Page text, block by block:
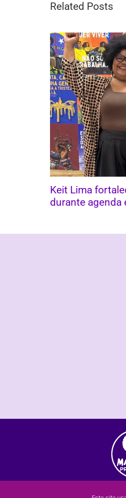
Related Posts
Keit Lima
durante agenda